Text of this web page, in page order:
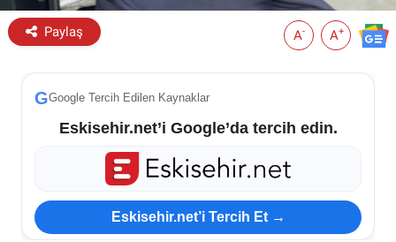
Paylaş A- A+
GGoogle Tercih Edilen Kaynaklar
Eskisehir.net’i Google’da tercih edin.
Eskisehir.net’i Tercih Et →
Eskişehir Tramvay Saatleri
Eskişehir Otobüs Saatleri